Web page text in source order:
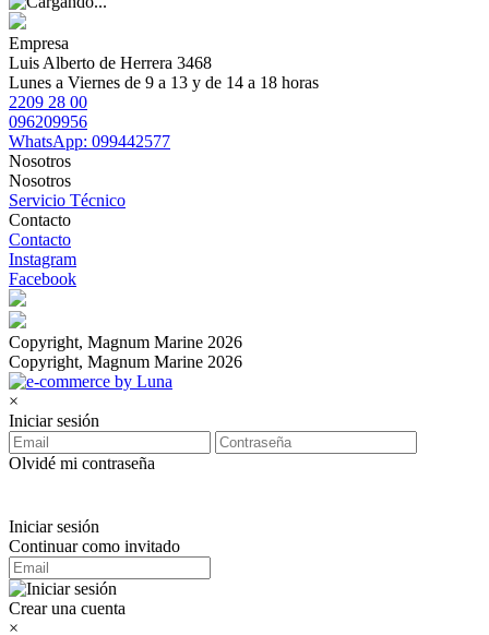
Empresa
Luis Alberto de Herrera 3468
Lunes a Viernes de 9 a 13 y de 14 a 18 horas
2209 28 00
096209956
WhatsApp: 099442577
Nosotros
Nosotros
Servicio Técnico
Contacto
Contacto
Instagram
Facebook
Copyright, Magnum Marine 2026
Copyright, Magnum Marine 2026
×
Iniciar sesión
Olvidé mi contraseña
Iniciar sesión
Continuar como invitado
Crear una cuenta
×